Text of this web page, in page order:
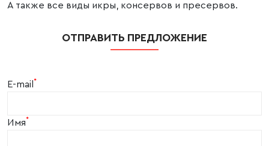
А также все виды икры, консервов и пресервов.
ОТПРАВИТЬ ПРЕДЛОЖЕНИЕ
E-mail *
Имя*